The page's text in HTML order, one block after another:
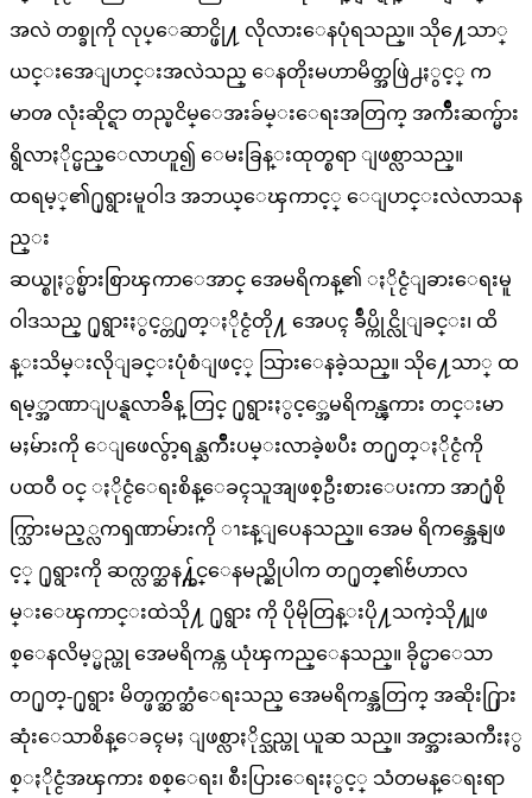
အလဲ တစ္ခုကို လုပ္ေဆာင္ဖို႔ လိုလားေနပုံရသည္။ သို႔ေသာ္
ယင္းအေျပာင္းအလဲသည္ ေနတိုးမဟာမိတ္အဖြဲ႕ႏွင့္ က
မာၻ လုံးဆိုင္ရာ တည္ၿငိမ္ေအးခ်မ္းေရးအတြက္ အက်ိဳးဆက္မ်ား
ရွိလာႏိုင္မည္ေလာဟူ၍ ေမးခြန္းထုတ္စရာ ျဖစ္လာသည္။
ထရမ့္၏႐ုရွားမူဝါဒ အဘယ္ေၾကာင့္ ေျပာင္းလဲလာသန
ည္း
ဆယ္စုႏွစ္မ်ားစြာၾကာေအာင္ အေမရိကန္၏ ႏိုင္ငံျခားေရးမူ
ဝါဒသည္ ႐ုရွားႏွင့္တ႐ုတ္ႏိုင္ငံတို႔ အေပၚ ခ်ဳပ္ကိုင္လိုျခင္း၊ ထိ
န္းသိမ္းလိုျခင္းပုံစံျဖင့္ သြားေနခဲ့သည္။ သို႔ေသာ္ ထ
ရမ့္အာဏာျပန္ရလာခ်ိန္ တြင္ ႐ုရွားႏွင့္အေမရိကန္ၾကား တင္းမာ
မႈမ်ားကို ေျဖေလွ်ာ့ရန္ႀကိဳးပမ္းလာခဲ့ၿပီး တ႐ုတ္ႏိုင္ငံကို
ပထဝီ ဝင္ ႏိုင္ငံေရးစိန္ေခၚသူအျဖစ္ဦးစားေပးကာ အာ႐ုံစို
က္သြားမည့္လကၡဏာမ်ားကို ၫႊန္ျပေနသည္။ အေမ ရိကန္အေနျဖ
င့္ ႐ုရွားကို ဆက္လက္ဆန႔္က်င္ေနမည္ဆိုပါက တ႐ုတ္၏ဗ်ဴဟာလ
မ္းေၾကာင္းထဲသို႔ ႐ုရွား ကို ပိုမိုတြန္းပို႔သကဲ့သို႔ျဖ
စ္ေနလိမ့္မည္ဟု အေမရိကန္က ယုံၾကည္ေနသည္။ ခိုင္မာေသာ
တ႐ုတ္-႐ုရွား မိတ္ဖက္ဆက္ဆံေရးသည္ အေမရိကန္အတြက္ အဆိုး႐ြား
ဆုံးေသာစိန္ေခၚမႈ ျဖစ္လာႏိုင္သည္ဟု ယူဆ သည္။ အင္အားႀကီးႏွ
စ္ႏိုင္ငံအၾကား စစ္ေရး၊ စီးပြားေရးႏွင့္ သံတမန္ေရးရာ